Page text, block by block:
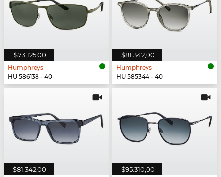
$73.125,00
Humphreys
HU 586138 - 40
$81.342,00
Humphreys
HU 585344 - 40
$81.342,00 $95.310,00